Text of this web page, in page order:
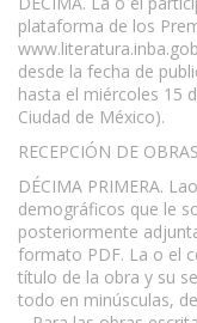
plataforma de los
desde la fecha de
hasta el miércoles 15
Ciudad de México).
RECEPCIÓN DE OBRAS
DÉCIMA PRIMERA.
demográficos que le
posteriormente
formato PDF. La o el
título de la obra y su
todo en minúsculas,